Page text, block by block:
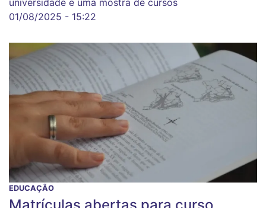
universidade e uma mostra de cursos
01/08/2025 - 15:22
EDUCAÇÃO
Matrículas abertas para curso